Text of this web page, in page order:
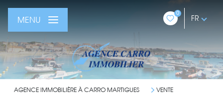
0
FR
MENU
AGENCE IMMOBILIÈRE À CARRO MARTIGUES
VENTE